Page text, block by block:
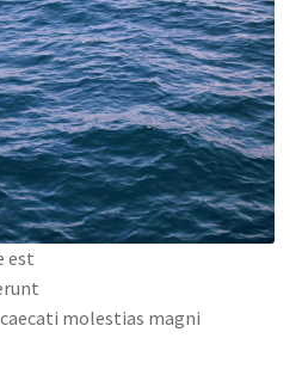
est
molestias magni